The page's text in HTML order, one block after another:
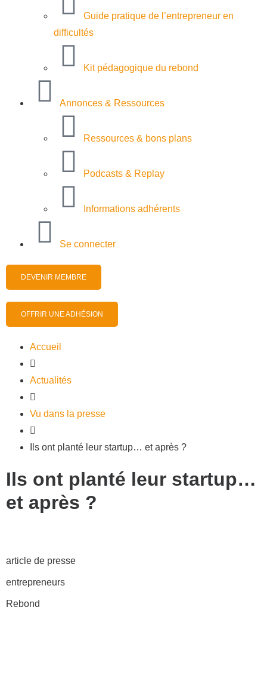
Guide pratique de l’entrepreneur en
difficultés
Kit pédagogique du rebond
Annonces & Ressources
Ressources & bons plans
Podcasts & Replay
Informations adhérents
Se connecter
DEVENIR MEMBRE
OFFRIR UNE ADHÉSION
Accueil
Actualités
Vu dans la presse
Ils ont planté leur startup… et après ?
Ils ont planté leur startup…
et après ?
article de presse
entrepreneurs
Rebond